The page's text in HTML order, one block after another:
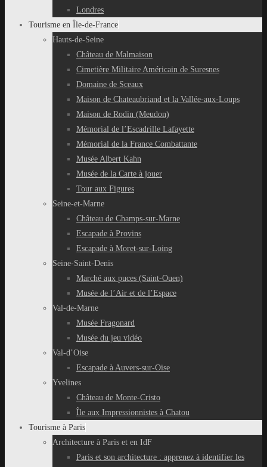
Londres
Tourisme en Île-de-France
Hauts-de-Seine
Château de Malmaison
Cimetière Militaire Américain de Suresnes
Domaine de Sceaux
Maison de Chateaubriand et la Vallée-aux-Loups
Maison de Rodin (Meudon)
Mémorial de l’Escadrille Lafayette
Mémorial de la France Combattante
Musée Albert Kahn
Musée de la Carte à jouer
Tour aux Figures
Seine-et-Marne
Château de Champs-sur-Marne
Escapade à Provins
Escapade à Moret-sur-Loing
Seine-Saint-Denis
Marché aux puces (Saint-Ouen)
Musée de l’Air et de l’Espace
Val-de-Marne
Musée Fragonard
Musée du jeu vidéo
Val-d’Oise
Escapade à Auvers-sur-Oise
Yvelines
Château de Monte-Cristo
Île aux Impressionnistes à Chatou
Tourisme à Paris
Architecture à Paris et en IdF
Paris et son architecture : apprenez à identifier les